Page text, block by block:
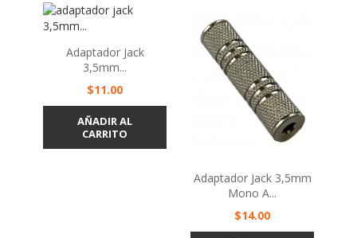
Adaptador Jack
3,5mm...
Precio
$11.00
AÑADIR AL
CARRITO
Adaptador Jack 3,5mm
Mono A...
Precio
$14.00